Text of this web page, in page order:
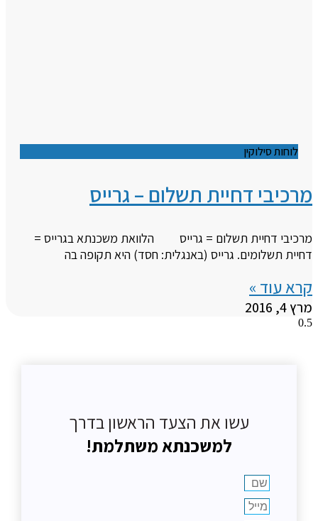
לוחות סילוקין
מרכיבי דחיית תשלום – גרייס
מרכיבי דחיית תשלום = גרייס הלוואת משכנתא בגרייס =
דחיית תשלומים. גרייס (באנגלית: חסד) היא תקופה בה
קרא עוד »
מרץ 4, 2016
עשו את הצעד הראשון בדרך
למשכנתא משתלמת!